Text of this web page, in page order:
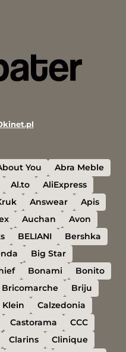
You
Abra Meble
Al.to
AliExpress
Answear
Apis
Auchan
Avon
BELIANI
Bershka
Big Star
Bonami
Bonito
Bricomarche
Briju
Klein
Calzedonia
Castorama
CCC
Clarins
Clinique